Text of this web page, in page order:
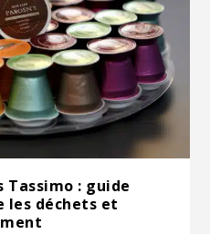
Tassimo : guide
les déchets et